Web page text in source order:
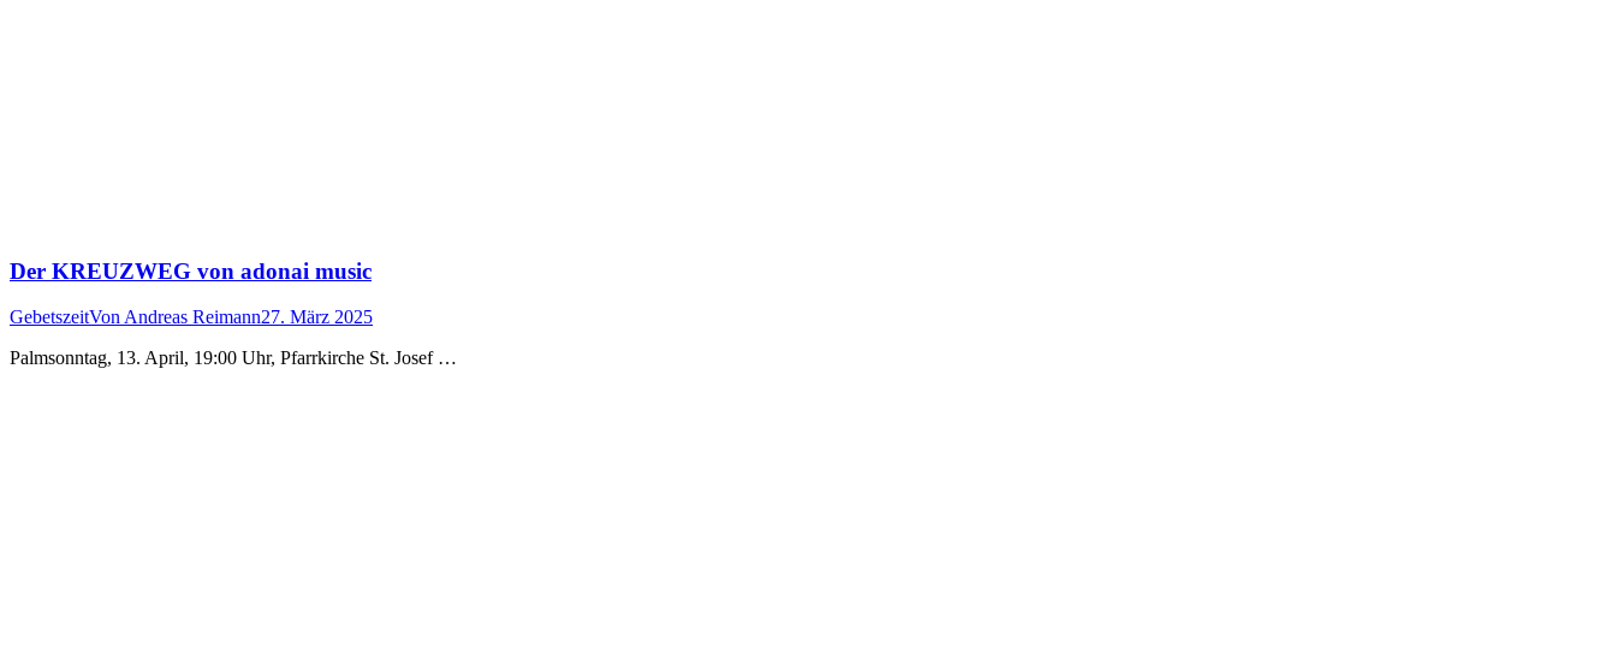
Der KREUZWEG von adonai music
GebetszeitVon Andreas Reimann27. März 2025
Palmsonntag, 13. April, 19:00 Uhr, Pfarrkirche St. Josef …